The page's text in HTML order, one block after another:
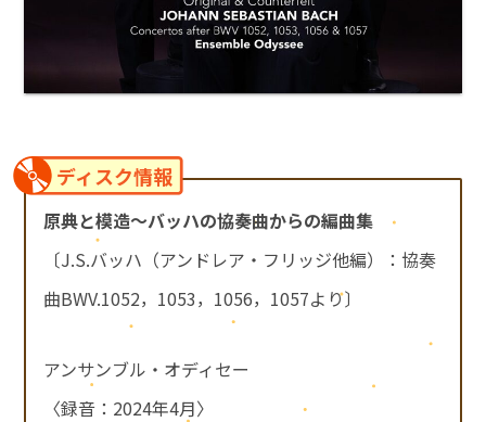
ディスク情報
原典と模造～バッハの協奏曲からの編曲集
〔J.S.バッハ（アンドレア・フリッジ他編）：協奏
曲BWV.1052，1053，1056，1057より〕
アンサンブル・オディセー
〈録音：2024年4月〉